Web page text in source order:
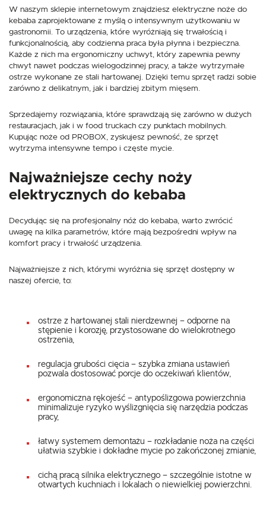
W naszym sklepie internetowym znajdziesz elektryczne noże do
kebaba zaprojektowane z myślą o intensywnym użytkowaniu w
gastronomii. To urządzenia, które wyróżniają się trwałością i
funkcjonalnością, aby codzienna praca była płynna i bezpieczna.
Każde z nich ma ergonomiczny uchwyt, który zapewnia pewny
chwyt nawet podczas wielogodzinnej pracy, a także wytrzymałe
ostrze wykonane ze stali hartowanej. Dzięki temu sprzęt radzi sobie
zarówno z delikatnym, jak i bardziej zbitym mięsem.
Sprzedajemy rozwiązania, które sprawdzają się zarówno w dużych
restauracjach, jak i w food truckach czy punktach mobilnych.
Kupując noże od PROBOX, zyskujesz pewność, że sprzęt
wytrzyma intensywne tempo i częste mycie.
Najważniejsze cechy noży
elektrycznych do kebaba
Decydując się na profesjonalny nóż do kebaba, warto zwrócić
uwagę na kilka parametrów, które mają bezpośredni wpływ na
komfort pracy i trwałość urządzenia.
Najważniejsze z nich, którymi wyróżnia się sprzęt dostępny w
naszej ofercie, to:
ostrze z hartowanej stali nierdzewnej – odporne na
stępienie i korozję, przystosowane do wielokrotnego
ostrzenia,
regulacja grubości cięcia – szybka zmiana ustawień
pozwala dostosować porcje do oczekiwań klientów,
ergonomiczna rękojeść – antypoślizgowa powierzchnia
minimalizuje ryzyko wyślizgnięcia się narzędzia podczas
pracy,
łatwy systemem demontażu – rozkładanie noża na części
ułatwia szybkie i dokładne mycie po zakończonej zmianie,
cichą pracą silnika elektrycznego – szczególnie istotne w
otwartych kuchniach i lokalach o niewielkiej powierzchni.